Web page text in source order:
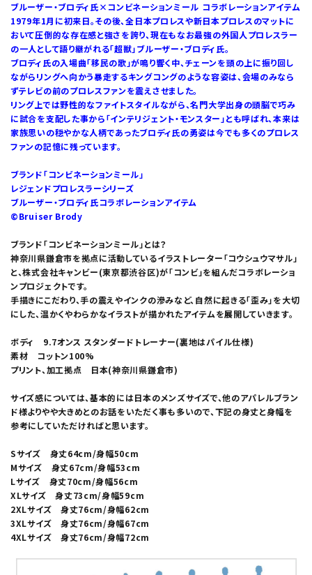
ブルーザー・ブロディ氏×コンビネーションミール コラボレーションアイテム
1979年1月に初来日。その後、全日本プロレスや新日本プロレスのマットに
おいて圧倒的な存在感と強さを誇り、現在もなお最強の外国人プロレスラー
の一人として語り継がれる「超獣」ブルーザー・ブロディ氏。
ブロディ氏の入場曲「移民の歌」が鳴り響く中、チェーンを頭の上に振り回し
ながらリングへ向かう暴走するキングコングのような容姿は、会場のみなら
ずテレビの前のプロレスファンを震えさせました。
リング上では野性的なファイトスタイルながら、名門大学出身の頭脳で巧み
に試合を支配した事から「インテリジェント・モンスター」とも呼ばれ、本来は
家族思いの穏やかな人柄であったブロディ氏の勇姿は今でも多くのプロレス
ファンの記憶に残っています。
ブランド「コンビネーションミール」
レジェンドプロレスラーシリーズ
ブルーザー・ブロディ氏コラボレーションアイテム
©Bruiser Brody
ブランド「コンビネーションミール」とは？
神奈川県鎌倉市を拠点に活動しているイラストレーター「コウシュウマサル」
と、株式会社キャンビー(東京都渋谷区)が「コンビ」を組んだコラボレーショ
ンプロジェクトです。
手描きにこだわり、手の震えやインクの滲みなど、自然に起きる「歪み」を大切
にした、温かくやわらかなイラストが描かれたアイテムを展開していきます。
ボディ 9.7オンス スタンダードトレーナー(裏地はパイル仕様)
素材 コットン100%
プリント、加工拠点 日本(神奈川県鎌倉市)
サイズ感については、基本的には日本のメンズサイズで、他のアパレルブラン
ド様よりやや大きめとのお話をいただく事も多いので、下記の身丈と身幅を
参考にしていただければと思います。
Sサイズ 身丈64cm/身幅50cm
Mサイズ 身丈67cm/身幅53cm
Lサイズ 身丈70cm/身幅56cm
XLサイズ 身丈73cm/身幅59cm
2XLサイズ 身丈76cm/身幅62cm
3XLサイズ 身丈76cm/身幅67cm
4XLサイズ 身丈76cm/身幅72cm